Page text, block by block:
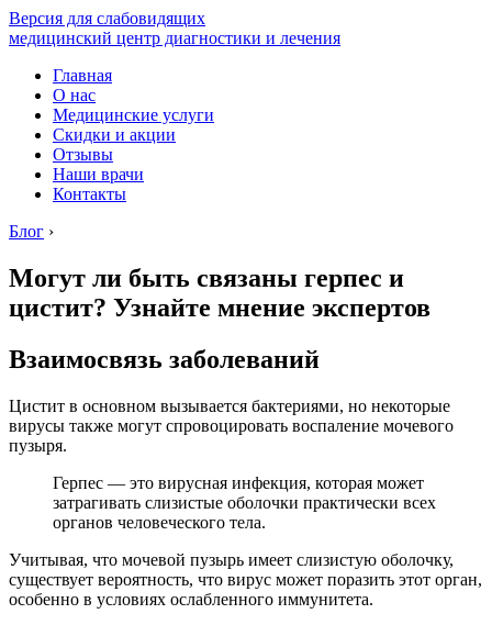
Версия для слабовидящих
медицинский центр диагностики и лечения
Главная
О нас
Медицинские услуги
Скидки и акции
Отзывы
Наши врачи
Контакты
Блог ›
Могут ли быть связаны герпес и
цистит? Узнайте мнение экспертов
Взаимосвязь заболеваний
Цистит в основном вызывается бактериями, но некоторые
вирусы также могут спровоцировать воспаление мочевого
пузыря.
Герпес — это вирусная инфекция, которая может
затрагивать слизистые оболочки практически всех
органов человеческого тела.
Учитывая, что мочевой пузырь имеет слизистую оболочку,
существует вероятность, что вирус может поразить этот орган,
особенно в условиях ослабленного иммунитета.